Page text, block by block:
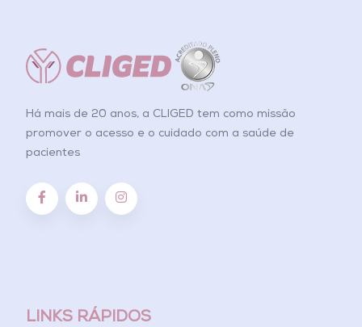
Há mais de 20 anos, a CLIGED tem como missão
promover o acesso e o cuidado com a saúde de
pacientes
LINKS RÁPIDOS